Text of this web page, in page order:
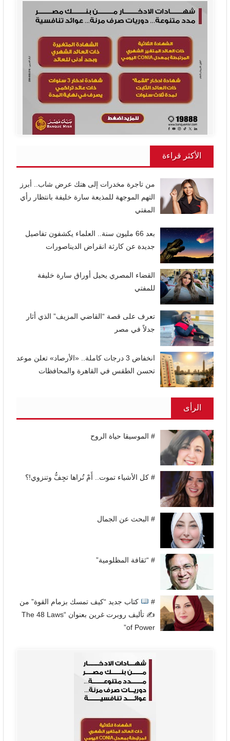
الأكثر قراءة
من تاجرة مخدرات إلى هتك عرض شاب.. أبرز
التهم الموجهة للمذيعة سارة خليفة بانتظار رأي
المفتي
بعد 66 مليون سنة.. العلماء يكشفون تفاصيل
جديدة عن كارثة انقراض الديناصورات
القضاء المصري يحيل أوراق سارة خليفة
للمفتي
تعرف على قصة “القاضي المزيف” الذي أثار
جدلاً في مصر
انخفاض 3 درجات كاملة.. «الأرصاد» تعلن موعد
تحسن الطقس في القاهرة والمحافظات
الرأى
# الموسيقا حياة الروح
# كل الأشياء تموت.. أَمْ تُراها تجِفُّ وتنزوي!؟
# البحث عن الجمال
# “ثقافة المظلومية”
#
كتاب جديد “كيف تمسك بزمام القوة” من
✍
تأليف روبرت غرين بعنوان “The 48 Laws
of Power”